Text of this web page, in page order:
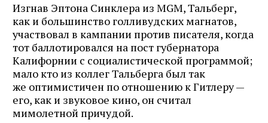
Изгнав Эптона Синклера из MGM, Тальберг,
как и большинство голливудских магнатов,
участвовал в кампании против писателя, когда
тот баллотировался на пост губернатора
Калифорнии с социалистической программой;
мало кто из коллег Тальберга был так
же оптимистичен по отношению к Гитлеру —
его, как и звуковое кино, он считал
мимолетной причудой.